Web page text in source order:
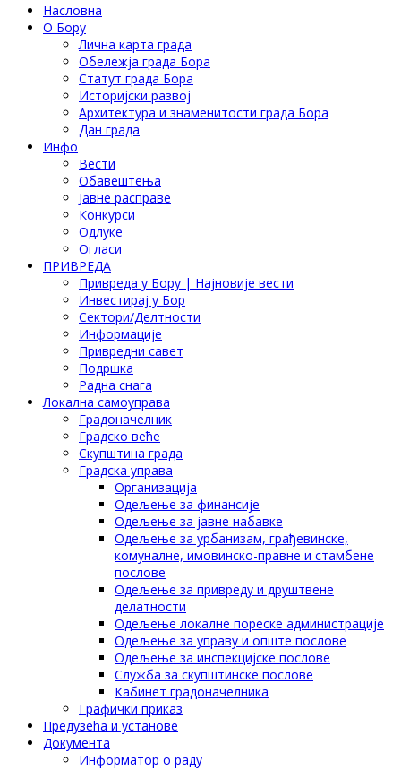
Насловна
О Бору
Лична карта града
Обележја града Бора
Статут града Бора
Историјски развој
Архитектура и знаменитости града Бора
Дан града
Инфо
Вести
Обавештења
Јавне расправе
Конкурси
Одлуке
Огласи
ПРИВРЕДА
Привреда у Бору | Најновије вести
Инвестирај у Бор
Сектори/Делтности
Информације
Привредни савет
Подршка
Радна снага
Локална самоуправа
Градоначелник
Градско веће
Скупштина града
Градска управа
Организација
Одељење за финансије
Одељење за јавне набавке
Одељење за урбанизам, грађевинске,
комуналне, имовинско-правне и стамбене
послове
Одељење за привреду и друштвене
делатности
Одељење локалне пореске администрације
Одељење за управу и опште послове
Одељење за инспекцијске послове
Служба за скупштинске послове
Кабинет градоначелника
Графички приказ
Предузећа и установе
Документа
Информатор о раду